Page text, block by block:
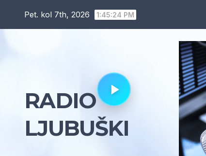
Pet. kol 7th, 2026 1:45:25 PM
RADIO
LJUBUŠKI